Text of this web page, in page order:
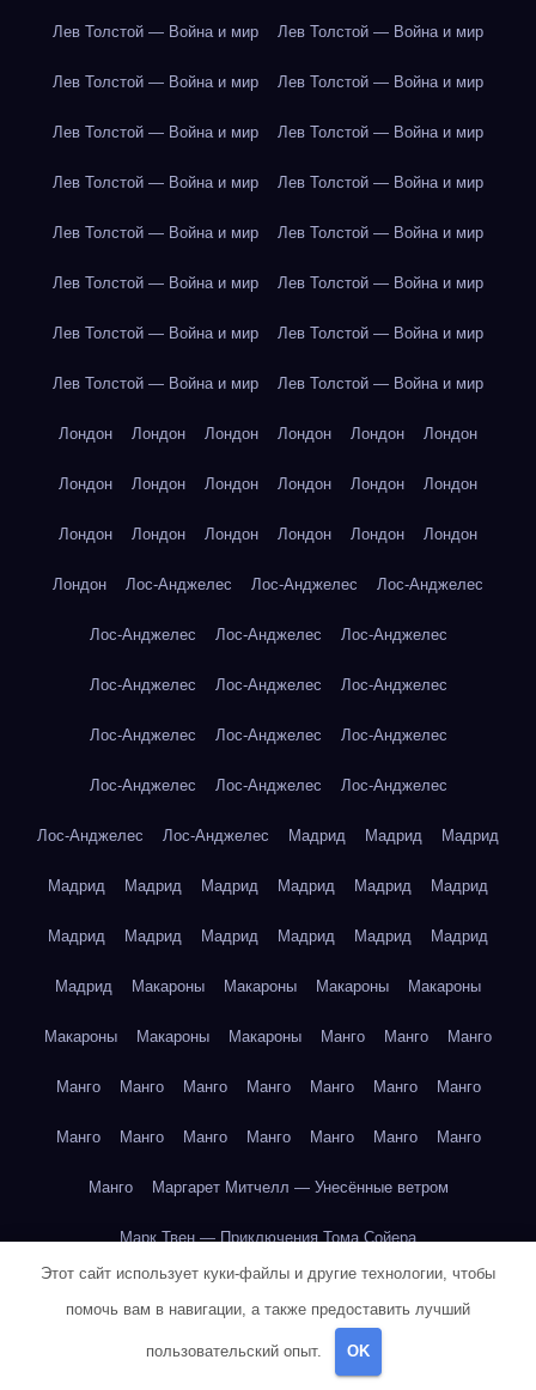
Лев Толстой — Война и мир Лев Толстой — Война и мир
Лев Толстой — Война и мир Лев Толстой — Война и мир
Лев Толстой — Война и мир Лев Толстой — Война и мир
Лев Толстой — Война и мир Лев Толстой — Война и мир
Лев Толстой — Война и мир Лев Толстой — Война и мир
Лев Толстой — Война и мир Лев Толстой — Война и мир
Лев Толстой — Война и мир Лев Толстой — Война и мир
Лев Толстой — Война и мир Лев Толстой — Война и мир
Лондон Лондон Лондон Лондон Лондон Лондон
Лондон Лондон Лондон Лондон Лондон Лондон
Лондон Лондон Лондон Лондон Лондон Лондон
Лондон Лос-Анджелес Лос-Анджелес Лос-Анджелес
Лос-Анджелес Лос-Анджелес Лос-Анджелес
Лос-Анджелес Лос-Анджелес Лос-Анджелес
Лос-Анджелес Лос-Анджелес Лос-Анджелес
Лос-Анджелес Лос-Анджелес Лос-Анджелес
Лос-Анджелес Лос-Анджелес Мадрид Мадрид Мадрид
Мадрид Мадрид Мадрид Мадрид Мадрид Мадрид
Мадрид Мадрид Мадрид Мадрид Мадрид Мадрид
Мадрид Макароны Макароны Макароны Макароны
Макароны Макароны Макароны Манго Манго Манго
Манго Манго Манго Манго Манго Манго Манго
Манго Манго Манго Манго Манго Манго Манго
Манго Маргарет Митчелл — Унесённые ветром
Марк Твен — Приключения Тома Сойера
Марк Твен — Приключения Тома Сойера
Этот сайт использует куки-файлы и другие технологии, чтобы
помочь вам в навигации, а также предоставить лучший
пользовательский опыт. OK